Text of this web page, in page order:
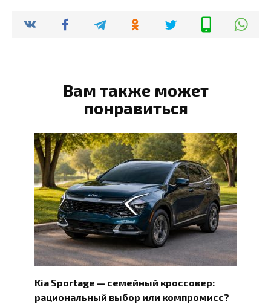
Вам также может
понравиться
Kia Sportage — семейный кроссовер:
рациональный выбор или компромисс?